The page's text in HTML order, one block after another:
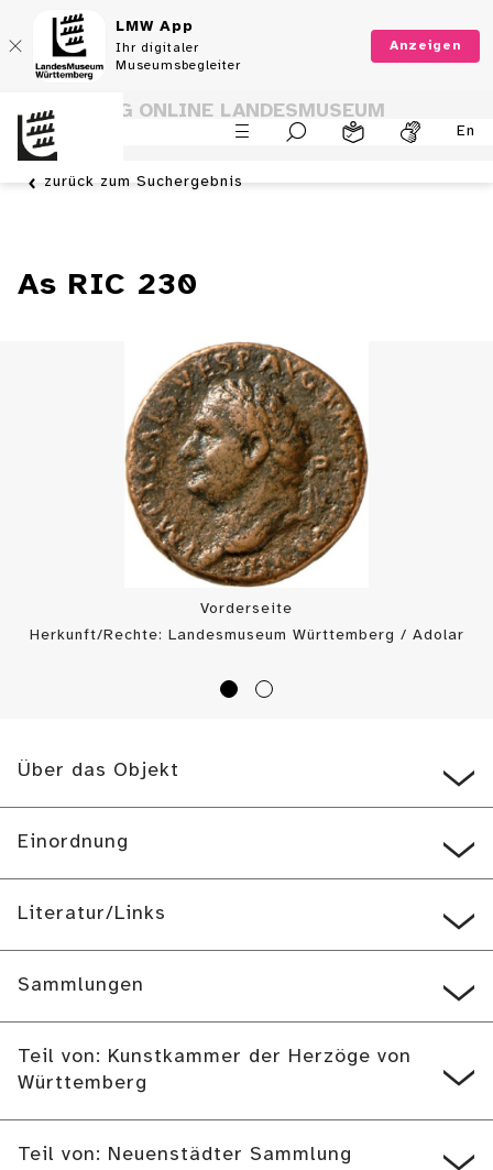
LMW App
Ihr digitaler
Museumsbegleiter
Anzeigen
En
SAMMLUNG ONLINE LANDESMUSEUM
WÜRTTEMBERG
zurück zum Suchergebnis
As RIC 230
Vorderseite
Herkunft/Rechte: Landesmuseum Württemberg / Adolar
Über das Objekt
Einordnung
Literatur/Links
Sammlungen
Teil von: Kunstkammer der Herzöge von
Württemberg
Teil von: Neuenstädter Sammlung